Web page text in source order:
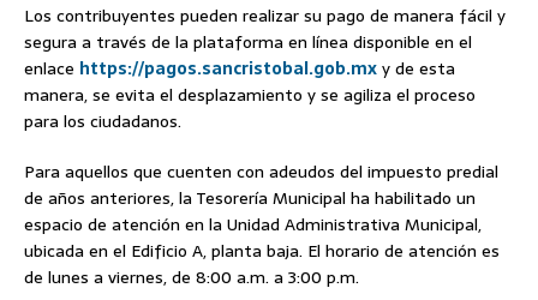
Los contribuyentes pueden realizar su pago de manera fácil y
segura a través de la plataforma en línea disponible en el
enlace https://pagos.sancristobal.gob.mxy de esta
manera, se evita el desplazamiento y se agiliza el proceso
para los ciudadanos.
Para aquellos que cuenten con adeudos del impuesto predial
de años anteriores, la Tesorería Municipal ha habilitado un
espacio de atención en la Unidad Administrativa Municipal,
ubicada en el Edificio A, planta baja. El horario de atención es
de lunes a viernes, de 8:00 a.m. a 3:00 p.m.